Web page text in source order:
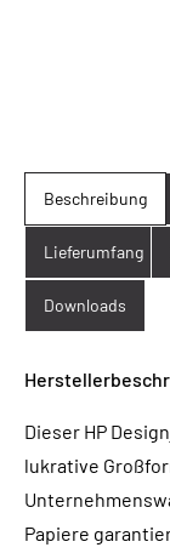
Beschreibung
Lieferumfang
Downloads
Dieser HP
lukrative
Papiere